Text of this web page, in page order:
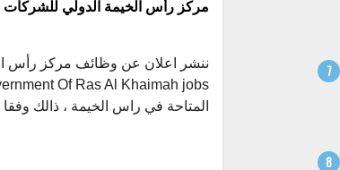
مركز رأس الخيمة الدولي للشركات
Of Ras Al Khaimah
المتاحة في راس الخيمة ، ذالك وفقا